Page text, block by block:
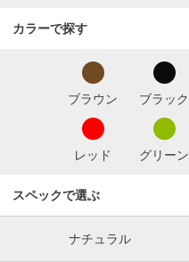
カラーで探す
ブラウン ブラック
レッド グリーン
スペックで選ぶ
ナチュラル